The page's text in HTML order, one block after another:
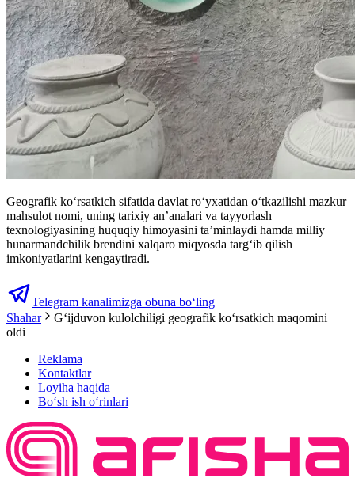
Geografik ko‘rsatkich sifatida davlat ro‘yxatidan o‘tkazilishi mazkur
mahsulot nomi, uning tarixiy an’analari va tayyorlash
texnologiyasining huquqiy himoyasini ta’minlaydi hamda milliy
hunarmandchilik brendini xalqaro miqyosda targ‘ib qilish
imkoniyatlarini kengaytiradi.
Telegram kanalimizga obuna bo‘ling
Shahar
Gʻijduvon kulolchiligi geografik koʻrsatkich maqomini
oldi
Reklama
Kontaktlar
Loyiha haqida
Bo‘sh ish o‘rinlari